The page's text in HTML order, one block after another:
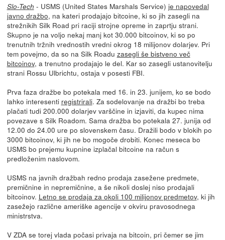
Slo-Tech - USMS (United States Marshals Service) je napovedal
javno dražbo, na kateri prodajajo bitcoine, ki so jih zasegli na
strežnikih Silk Road pri raciji strojne opreme in zaprtju strani.
Skupno je na voljo nekaj manj kot 30.000 bitcoinov, ki so po
trenutnih tržnih vrednostih vredni okrog 18 milijonov dolarjev. Pri
tem povejmo, da so na Silk Roadu zasegli še bistveno več
bitcoinov, a trenutno prodajajo le del. Kar so zasegli ustanovitelju
strani Rossu Ulbrichtu, ostaja v posesti FBI.
Prva faza dražbe bo potekala med 16. in 23. junijem, ko se bodo
lahko interesenti registrirali. Za sodelovanje na dražbi bo treba
plačati tudi 200.000 dolarjev varščine in izjaviti, da kupec nima
povezave s Silk Roadom. Sama dražba bo potekala 27. junija od
12.00 do 24.00 ure po slovenskem času. Dražili bodo v blokih po
3000 bitcoinov, ki jih ne bo mogoče drobiti. Konec meseca bo
USMS bo prejemu kupnine izplačal bitcoine na račun s
predloženim naslovom.
USMS na javnih dražbah redno prodaja zasežene predmete,
premičnine in nepremičnine, a še nikoli doslej niso prodajali
bitcoinov. Letno se prodaja za okoli 100 milijonov predmetov, ki jih
zasežejo različne ameriške agencije v okviru pravosodnega
ministrstva.
V ZDA se torej vlada počasi privaja na bitcoin, pri čemer se jim